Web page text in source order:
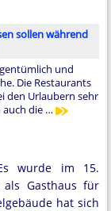
sollen während
und
Die Restaurants
den Urlaubern sehr
auch die …
wurde im 15.
Gasthaus für
hat sich